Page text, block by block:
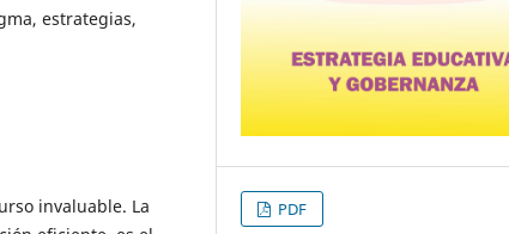
estrategias,
invaluable. La
PDF